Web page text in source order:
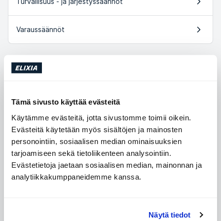
Tämä sivusto käyttää evästeitä
Käytämme evästeitä, jotta sivustomme toimii oikein.
Evästeitä käytetään myös sisältöjen ja mainosten
personointiin, sosiaalisen median ominaisuuksien
tarjoamiseen sekä tietoliikenteen analysointiin.
Evästetietoja jaetaan sosiaalisen median, mainonnan ja
analytiikkakumppaneidemme kanssa.
Näytä tiedot
Varaussäännöt
English Versions
Booking Rules - English
Cookie policy (English version)
ELIXIA safety and conduct rules (English version)
General Terms and Conditions for Memberships